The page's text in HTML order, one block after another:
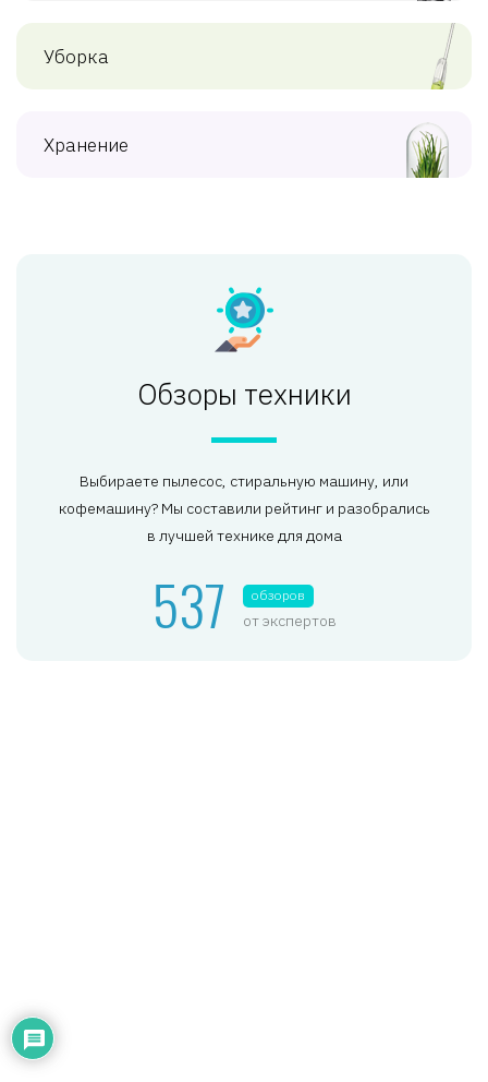
Уборка
Хранение
Обзоры техники
Выбираете пылесос, стиральную машину, или
кофемашину? Мы составили рейтинг и разобрались
в лучшей технике для дома
537 обзоров
от экспертов